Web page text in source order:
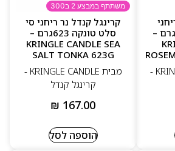
למון 411גרם –
מבית KRINGLE CANDLE -
משתתף במבצע 2 ב300
קרינגל קנדל נר ריחני סי
סלט טונקה 623גרם –
KRINGLE CANDLE SEA
SALT TONKA 623G
מבית KRINGLE CANDLE -
קרינגל קנדל
₪ 167.00
הוספה לסל